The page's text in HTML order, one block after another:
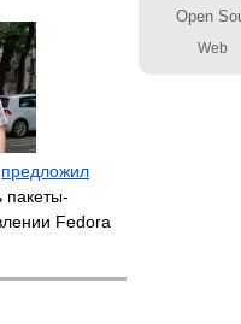
предложил
пакеты-
Fedora
Open
Web